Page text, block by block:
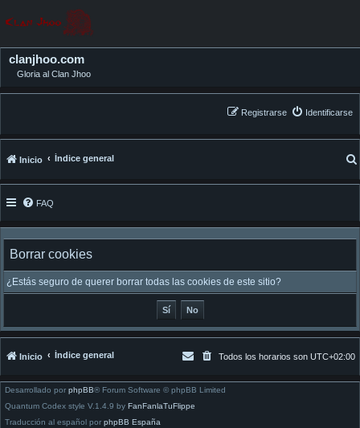
clanjhoo.com
Gloria al Clan Jhoo
Identificarse
Registrarse
Inicio Índice general
FAQ
Borrar cookies
¿Estás seguro de querer borrar todas las cookies de este sitio?
Inicio Índice general Todos los horarios son UTC+02:00
Desarrollado por phpBB® Forum Software © phpBB Limited
Quantum Codex style V.1.4.9 by FanFanlaTuFlippe
Traducción al español por phpBB España